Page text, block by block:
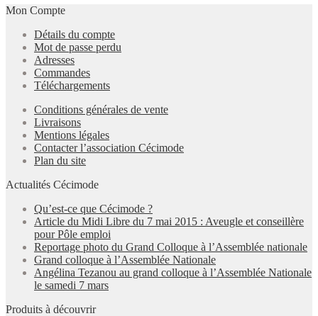
Mon Compte
Détails du compte
Mot de passe perdu
Adresses
Commandes
Téléchargements
Conditions générales de vente
Livraisons
Mentions légales
Contacter l’association Cécimode
Plan du site
Actualités Cécimode
Qu’est-ce que Cécimode ?
Article du Midi Libre du 7 mai 2015 : Aveugle et conseillère
pour Pôle emploi
Reportage photo du Grand Colloque à l’Assemblée nationale
Grand colloque à l’Assemblée Nationale
Angélina Tezanou au grand colloque à l’Assemblée Nationale
le samedi 7 mars
Produits à découvrir